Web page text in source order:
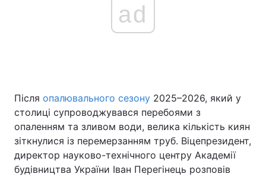
ad
Після опалювального сезону 2025–2026, який у
столиці супроводжувався перебоями з
опаленням та зливом води, велика кількість киян
зіткнулися із перемерзанням труб. Віцепрезидент,
директор науково-технічного центру Академії
будівництва України Іван Перегінець розповів